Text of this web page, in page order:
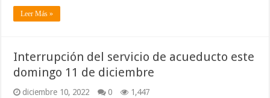
Leer Más »
Interrupción del servicio de acueducto este
domingo 11 de diciembre
diciembre 10, 2022 0 1,447